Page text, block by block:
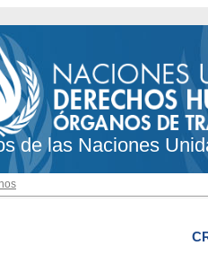
de las Naciones